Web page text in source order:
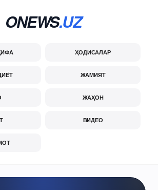
ONEWS.UZ
ҲОДИСАЛАР
ЖАМИЯТ
ЖАҲОН
ВИДЕО